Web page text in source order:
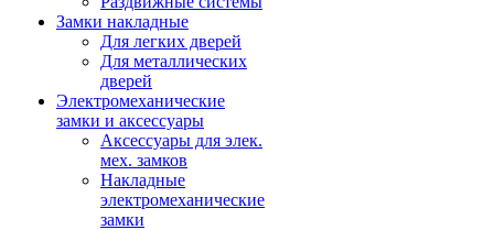
Замки накладные
Для легких дверей
Для металлических
дверей
Электромеханические
замки и аксессуары
Аксессуары для элек.
мех. замков
Накладные
электромеханические
замки